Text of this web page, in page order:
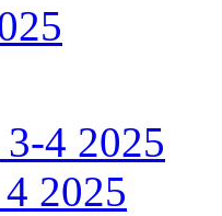
4 2025
2025